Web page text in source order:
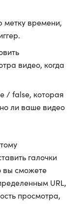
метку времени,
видео, когда
/ false, которая
ли ваше видео
галочки
вы сможете
URL,
просмотра,